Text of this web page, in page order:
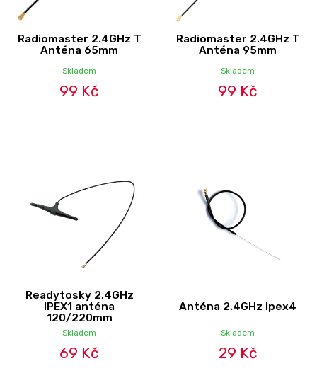
Radiomaster 2.4GHz T
Anténa 65mm
Skladem
99 Kč
Radiomaster 2.4GHz T
Anténa 95mm
Skladem
99 Kč
Readytosky 2.4GHz
IPEX1 anténa
120/220mm
Skladem
69 Kč
Anténa 2.4GHz Ipex4
Skladem
29 Kč